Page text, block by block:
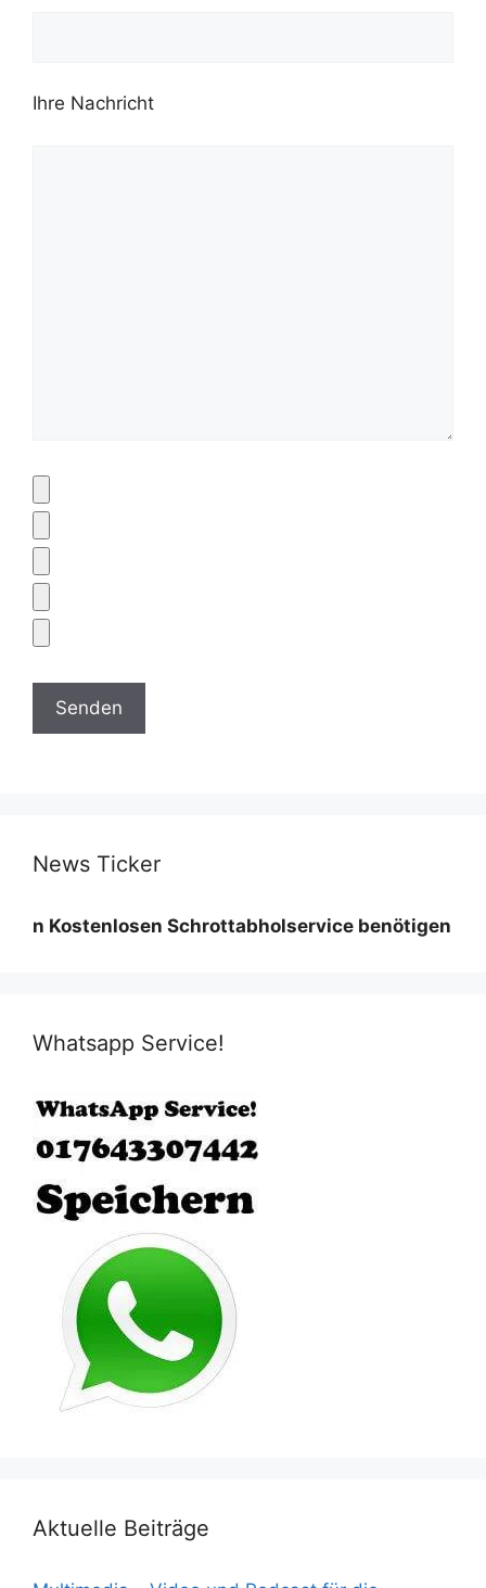
Ihre Nachricht
News Ticker
Schrottabholservice benötigen wir eine
Whatsapp Service!
Aktuelle Beiträge